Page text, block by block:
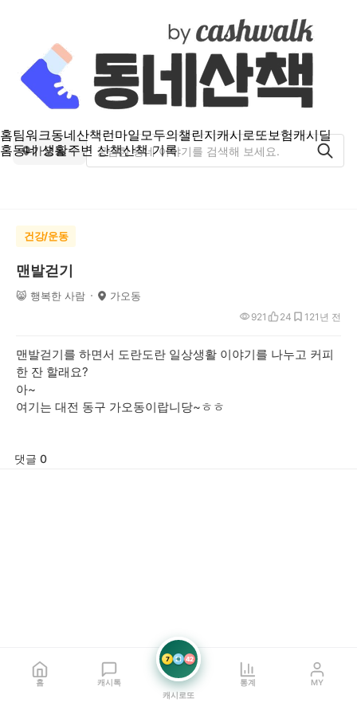
홈팀워크동네산책런마일모두의챌린지캐시로또보험캐시딜
홈동네 생활주변 산책산책 기록
가오동
건강/운동
맨발걷기
😸 행복한 사람 가오동
1년 전
921 24 12
맨발걷기를 하면서 도란도란 일상생활 이야기를 나누고 커피
한 잔 할래요?
아~
여기는 대전 동구 가오동이랍니당~ㅎㅎ
댓글 0
홈 캐시톡
7 21 42
캐시로또
통계 MY